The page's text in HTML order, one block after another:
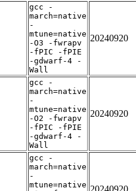
gcc -
march=native
-
mtune=native
-O3 -fwrapv
-fPIC -fPIE
-gdwarf-4 -
Wall
20240920
gcc -
march=native
-
mtune=native
-O2 -fwrapv
-fPIC -fPIE
-gdwarf-4 -
Wall
20240920
gcc -
march=native
-
mtune=native